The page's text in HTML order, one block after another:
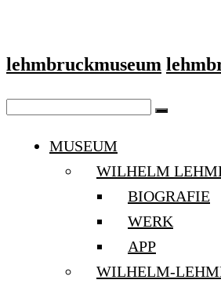
lehmbruckmuseum
MUSEUM
WILHELM
BIOGRAFIE
WERK
APP
WILHELM-